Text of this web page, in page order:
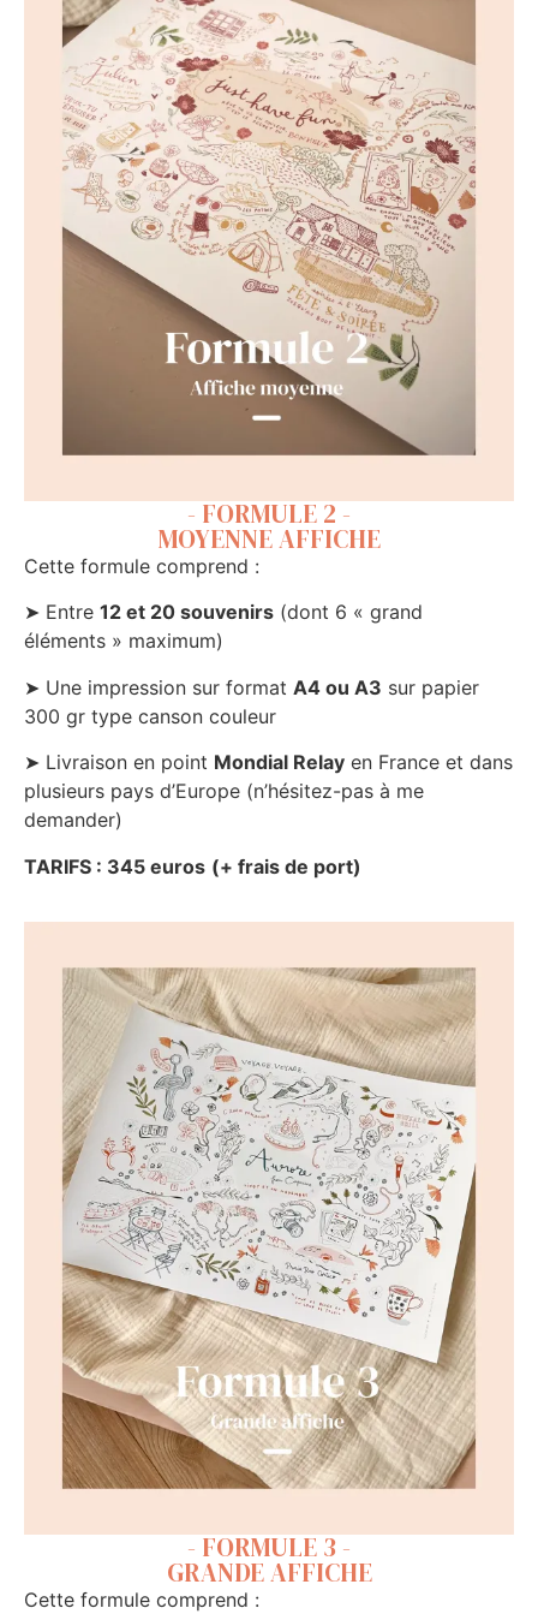
- FORMULE 2 -
MOYENNE AFFICHE
Cette formule comprend :
➤ Entre 12 et 20 souvenirs (dont 6 « grand
éléments » maximum)
➤ Une impression sur format A4 ou A3 sur papier
300 gr type canson couleur
➤ Livraison en point Mondial Relay en France et dans
plusieurs pays d’Europe (n’hésitez-pas à me
demander)
TARIFS : 345 euros (+ frais de port)
- FORMULE 3 -
GRANDE AFFICHE
Cette formule comprend :